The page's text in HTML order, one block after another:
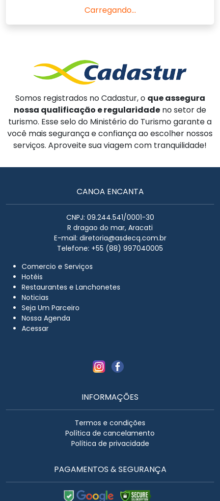
Carregando...
Somos registrados no Cadastur, o que assegura
nossa qualificação e regularidade no setor de
turismo. Esse selo do Ministério do Turismo garante a
você mais segurança e confiança ao escolher nossos
serviços. Aproveite sua viagem com tranquilidade!
CANOA ENCANTA
CNPJ: 09.244.541/0001-30
R dragao do mar, Aracati
E-mail: diretoria@asdecq.com.br
Telefone: +55 (88) 997040005
Comercio e Serviços
Hotéis
Restaurantes e Lanchonetes
Noticias
Seja Um Parceiro
Nossa Agenda
Acessar
INFORMAÇÕES
Termos e condições
Política de cancelamento
Política de privacidade
PAGAMENTOS & SEGURANÇA